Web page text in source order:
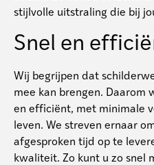
stijlvolle uitstraling die bij
Snel en
Wij begrijpen dat
mee kan brengen. Daarom
en efficiënt, met minimale
leven. We streven ernaar
afgesproken tijd op te
kwaliteit. Zo kunt u zo snel